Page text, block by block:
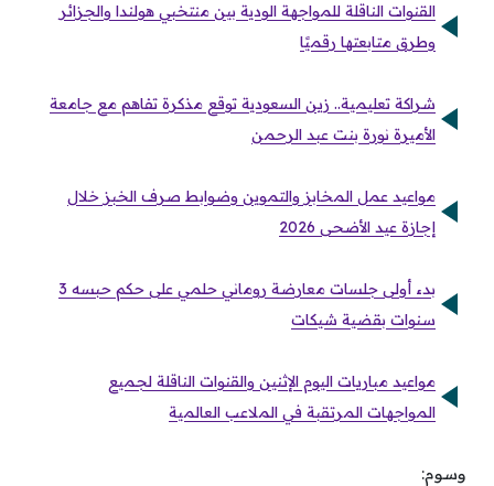
القنوات الناقلة للمواجهة الودية بين منتخبي هولندا والجزائر
وطرق متابعتها رقميًا
شراكة تعليمية.. زين السعودية توقع مذكرة تفاهم مع جامعة
الأميرة نورة بنت عبد الرحمن
مواعيد عمل المخابز والتموين وضوابط صرف الخبز خلال
إجازة عيد الأضحى 2026
بدء أولى جلسات معارضة روماني حلمي على حكم حبسه 3
سنوات بقضية شيكات
مواعيد مباريات اليوم الإثنين والقنوات الناقلة لجميع
المواجهات المرتقبة في الملاعب العالمية
وسوم: